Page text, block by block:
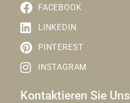
FACEBOOK
LINKEDIN
PINTEREST
INSTAGRAM
Kontaktieren Sie Uns